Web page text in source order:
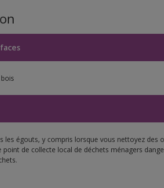
les égouts, y compris lorsque vous nettoyez des
de collecte local de déchets ménagers